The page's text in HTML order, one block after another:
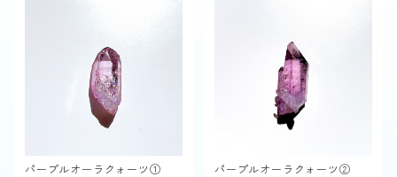
パープルオーラクォーツ① パープルオーラクォーツ②